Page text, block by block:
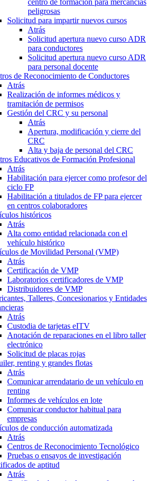
centro de formación para mercancías
peligrosas
Solicitud para impartir nuevos cursos
Atrás
Solicitud apertura nuevo curso ADR
para conductores
Solicitud apertura nuevo curso ADR
para personal docente
de Reconocimiento de Conductores
Atrás
Realización de informes médicos y
tramitación de permisos
Gestión del CRC y su personal
Atrás
Apertura, modificación y cierre del
CRC
Alta y baja de personal del CRC
Educativos de Formación Profesional
Atrás
Habilitación para ejercer como profesor del
ciclo FP
Habilitación a titulados de FP para ejercer
en centros colaboradores
históricos
Atrás
Alta como entidad relacionada con el
vehículo histórico
de Movilidad Personal (VMP)
Atrás
Certificación de VMP
Laboratorios certificadores de VMP
Distribuidores de VMP
Talleres, Concesionarios y Entidades
Atrás
Custodia de tarjetas eITV
Anotación de reparaciones en el libro taller
electrónico
Solicitud de placas rojas
renting y grandes flotas
Atrás
Comunicar arrendatario de un vehículo en
renting
Informes de vehículos en lote
Comunicar conductor habitual para
empresas
de conducción automatizada
Atrás
Centros de Reconocimiento Tecnológico
Pruebas o ensayos de investigación
de aptitud
Atrás